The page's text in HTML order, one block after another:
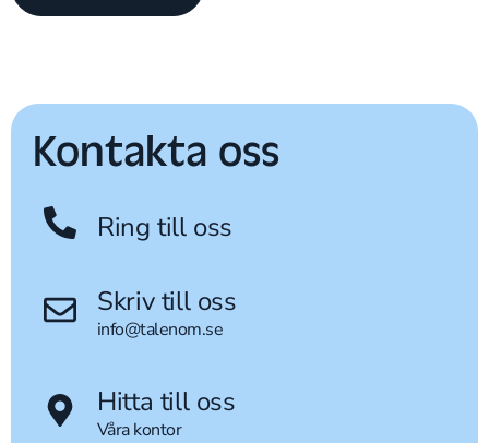
Kontakta oss
Ring till oss
Skriv till oss
info@talenom.se
Hitta till oss
Våra kontor